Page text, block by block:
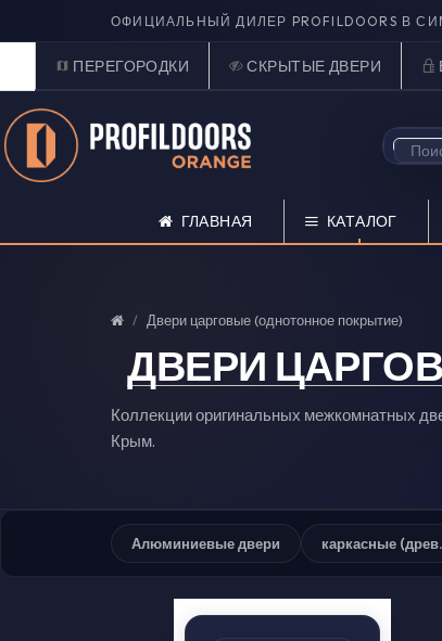
ОФИЦИАЛЬНЫЙ ДИЛЕР PROFILDOORS В
ПЕРЕГОРОДКИ СКРЫТЫЕ ДВЕРИ
ГЛАВНАЯ КАТАЛОГ
Двери царговые (однотонное покрытие)
ДВЕРИ
Коллекции оригинальных межкомнатных
Крым.
Алюминиевые двери каркасные